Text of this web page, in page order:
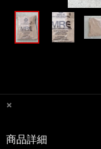
×
商品詳細